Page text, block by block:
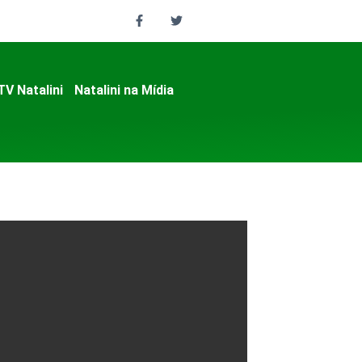
Natalini
Natalini na Mídia